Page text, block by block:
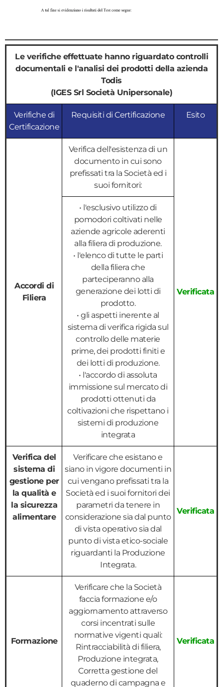
Le verifiche effettuate hanno riguardato controlli
documentali e l'analisi dei prodotti della azienda
Todis
(IGES Srl Società Unipersonale)
Verifiche di
Certificazione
Requisiti di Certificazione Esito
Accordi di
Filiera
Verifica dell'esistenza di un
documento in cui sono
prefissati tra la Società ed i
suoi fornitori:
Verificata
• l'esclusivo utilizzo di
pomodori coltivati nelle
aziende agricole aderenti
alla filiera di produzione.
• l'elenco di tutte le parti
della filiera che
parteciperanno alla
generazione dei lotti di
prodotto.
• gli aspetti inerente al
sistema di verifica rigida sul
controllo delle materie
prime, dei prodotti finiti e
dei lotti di produzione.
• l'accordo di assoluta
immissione sul mercato di
prodotti ottenuti da
coltivazioni che rispettano i
sistemi di produzione
integrata
Verifica del
sistema di
gestione per
la qualità e
la sicurezza
alimentare
Verificare che esistano e
siano in vigore documenti in
cui vengano prefissati tra la
Società ed i suoi fornitori dei
parametri da tenere in
considerazione sia dal punto
di vista operativo sia dal
punto di vista etico-sociale
riguardanti la Produzione
Integrata.
Verificata
Formazione
Verificare che la Società
faccia formazione e/o
aggiornamento attraverso
corsi incentrati sulle
normative vigenti quali:
Rintracciabilità di filiera,
Produzione integrata,
Corretta gestione del
quaderno di campagna e
Verificata